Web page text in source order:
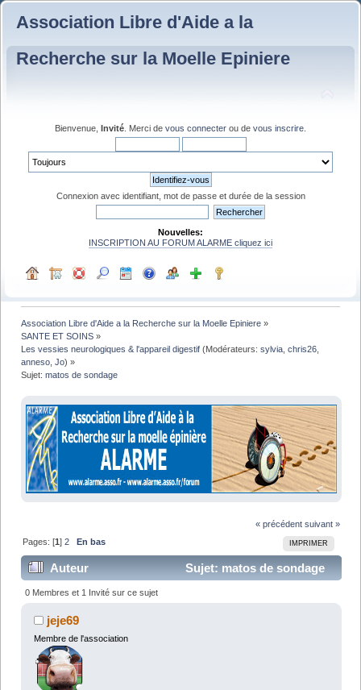
Association Libre d'Aide a la
Recherche sur la Moelle Epiniere
Bienvenue, Invité . Merci de vous connecter ou de vous inscrire
Connexion avec identifiant, mot de passe et durée de la session
Nouvelles:
INSCRIPTION AU FORUM ALARME cliquez ici
Association Libre d'Aide a la Recherche sur la Moelle Epiniere »
SANTE ET SOINS »
Les vessies neurologiques & l'appareil digestif (Modérateurs:sylvia ,chris26
anneso ,Jo) »
Sujet:matos de sondage
« précédent suivant »
IMPRIMER
Pages: [1]2 En bas
Auteur
Sujet: matos de sondage
(Lu 44148 fois)
0 Membres et 1 Invité sur ce sujet
jeje69
Membre de l'association